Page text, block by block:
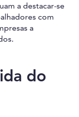
a destacar-se
com
a
do